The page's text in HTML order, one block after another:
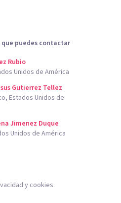
que puedes contactar
Rubio
Unidos de América
Gutierrez Tellez
Estados Unidos de
Jimenez Duque
Unidos de América
y cookies.